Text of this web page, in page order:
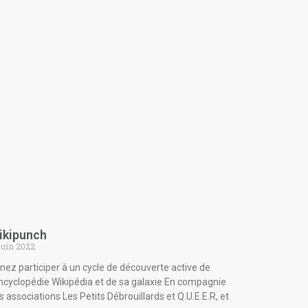
2022
participer à un cycle de découverte active de
Wikipédia et de sa galaxie En compagnie
associations Les Petits Débrouillards et Q.U.E.E.R, et